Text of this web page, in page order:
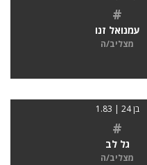
#
עמנואל זנו
מצליב/ה
בן 24 | 1.83
#
גל לב
מצליב/ה